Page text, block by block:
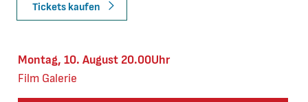
Tickets kaufen
Montag, 10. August 20.00Uhr
Film Galerie